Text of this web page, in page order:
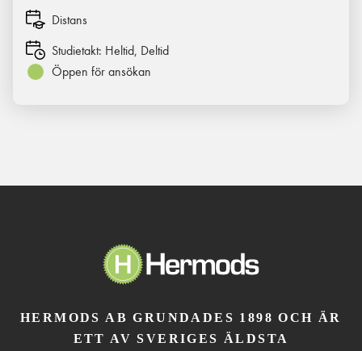
Distans
Studietakt: Heltid, Deltid
Öppen för ansökan
HERMODS AB GRUNDADES 1898 OCH ÄR
ETT AV SVERIGES ÄLDSTA